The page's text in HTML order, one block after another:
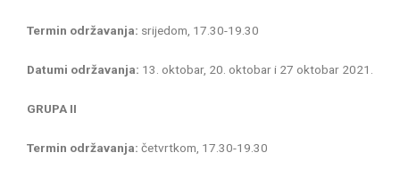
Termin održavanja: srijedom, 17.30-19.30
Datumi održavanja: 13. oktobar, 20. oktobar i 27 oktobar 2021.
GRUPA II
Termin održavanja: četvrtkom, 17.30-19.30